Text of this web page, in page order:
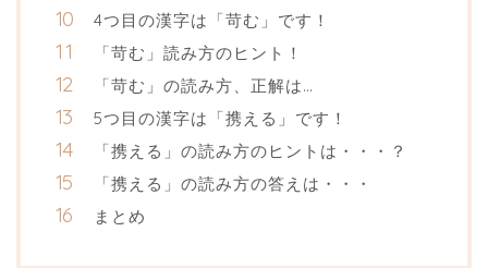
4つ目の漢字は「苛む」です！
「苛む」読み方のヒント！
「苛む」の読み方、正解は…
5つ目の漢字は「携える」です！
「携える」の読み方のヒントは・・・？
「携える」の読み方の答えは・・・
まとめ